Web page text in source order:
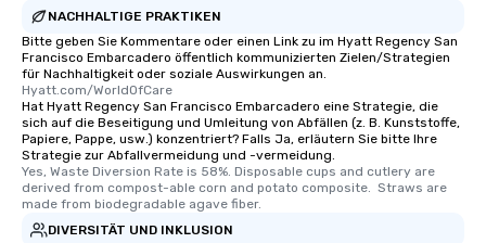
along the way
ensuring there is
experiences offer the
several renowned
and your guests
NACHHALTIGE PRAKTIKEN
Bitte geben Sie Kommentare oder einen Link zu im Hyatt Regency San
Francisco Embarcadero öffentlich kommunizierten Zielen/Strategien
für Nachhaltigkeit oder soziale Auswirkungen an.
Hyatt.com/WorldOfCare
Hat Hyatt Regency San Francisco Embarcadero eine Strategie, die
sich auf die Beseitigung und Umleitung von Abfällen (z. B. Kunststoffe,
Papiere, Pappe, usw.) konzentriert? Falls Ja, erläutern Sie bitte Ihre
Strategie zur Abfallvermeidung und -vermeidung.
Yes, Waste Diversion Rate is 58%. Disposable cups and cutlery are
derived from compost-able corn and potato composite.  Straws are
made from biodegradable agave fiber.
DIVERSITÄT UND INKLUSION